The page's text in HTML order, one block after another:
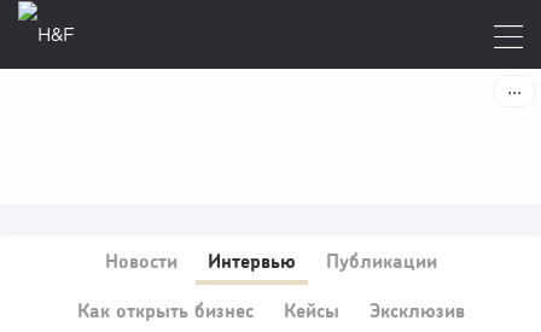
Новости Интервью Публикации
Как открыть бизнес Кейсы Эксклюзив